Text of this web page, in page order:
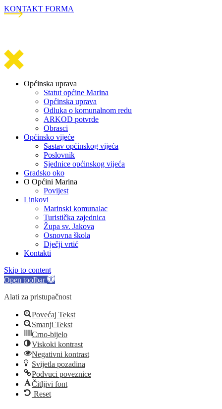
KONTAKT FORMA
Općinska uprava
Statut općine Marina
Općinska uprava
Odluka o komunalnom redu
ARKOD potvrde
Obrasci
Općinsko vijeće
Sastav općinskog vijeća
Poslovnik
Sjednice općinskog vijeća
Gradsko oko
O Općini Marina
Povijest
Linkovi
Marinski komunalac
Turistička zajednica
Župa sv. Jakova
Osnovna škola
Dječji vrtić
Kontakti
Skip to content
Open toolbar
Alati za pristupačnost
Povećaj Tekst
Smanji Tekst
Crno-bijelo
Viskoki kontrast
Negativni kontrast
Svijetla pozadina
Podvuci poveznice
Čitljivi font
Reset